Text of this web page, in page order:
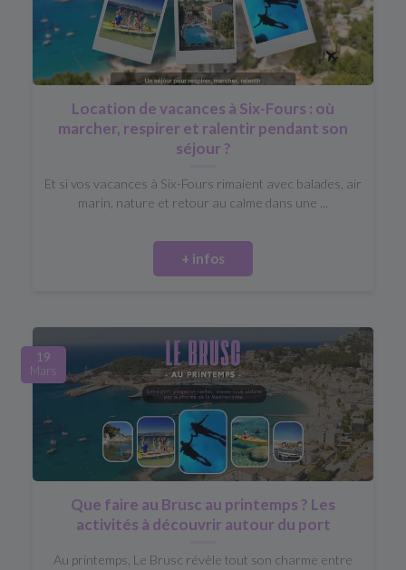
Location de vacances à Six-Fours : où
marcher, respirer et ralentir pendant son
séjour ?
Et si vos vacances à Six-Fours rimaient avec balades, air
marin, nature et retour au calme dans une ...
+ infos
19
Mars
Que faire au Brusc au printemps ? Les
activités à découvrir autour du port
Au printemps, Le Brusc révèle tout son charme entre